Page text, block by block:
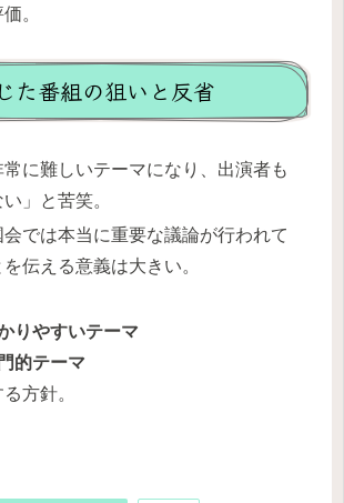
。
た番組の狙いと反省
に難しいテーマになり、出演者も
い」と苦笑。
会では本当に重要な議論が行われて
伝える意義は大きい。
りやすいテーマ
的テーマ
方針。